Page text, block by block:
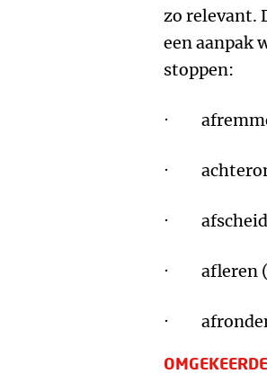
zo relevant.
een aanpak
stoppen:
·
·
· afscheid
· afleren (
·